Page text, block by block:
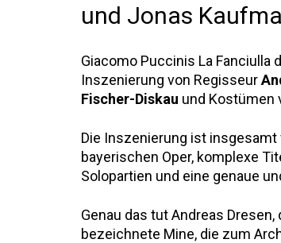
und Jonas
Giacomo Puccinis La Fanciulla
Inszenierung von Regisseur
Fischer-Diskau und Kostümen
Die Inszenierung ist
bayerischen Oper, komplexe
Solopartien und eine genaue
Genau das tut Andreas
bezeichnete Mine, die zum